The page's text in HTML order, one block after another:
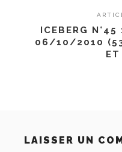
ICEBERG
06/10/2010 (53
LAISSER UN